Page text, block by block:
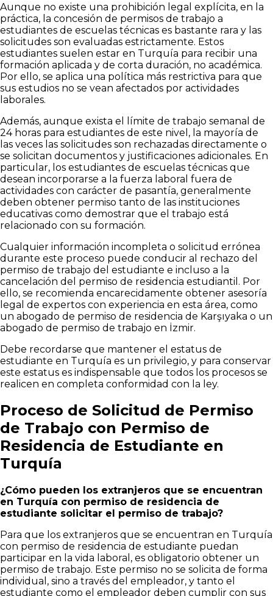
Aunque no existe una prohibición legal explícita, en la
práctica, la concesión de permisos de trabajo a
estudiantes de escuelas técnicas es bastante rara y las
solicitudes son evaluadas estrictamente. Estos
estudiantes suelen estar en Turquía para recibir una
formación aplicada y de corta duración, no académica.
Por ello, se aplica una política más restrictiva para que
sus estudios no se vean afectados por actividades
laborales.
Además, aunque exista el límite de trabajo semanal de
24 horas para estudiantes de este nivel, la mayoría de
las veces las solicitudes son rechazadas directamente o
se solicitan documentos y justificaciones adicionales. En
particular, los estudiantes de escuelas técnicas que
desean incorporarse a la fuerza laboral fuera de
actividades con carácter de pasantía, generalmente
deben obtener permiso tanto de las instituciones
educativas como demostrar que el trabajo está
relacionado con su formación.
Cualquier información incompleta o solicitud errónea
durante este proceso puede conducir al rechazo del
permiso de trabajo del estudiante e incluso a la
cancelación del permiso de residencia estudiantil. Por
ello, se recomienda encarecidamente obtener asesoría
legal de expertos con experiencia en esta área, como
un abogado de permiso de residencia de Karşıyaka o un
abogado de permiso de trabajo en İzmir.
Debe recordarse que mantener el estatus de
estudiante en Turquía es un privilegio, y para conservar
este estatus es indispensable que todos los procesos se
realicen en completa conformidad con la ley.
Proceso de Solicitud de Permiso
de Trabajo con Permiso de
Residencia de Estudiante en
Turquía
¿Cómo pueden los extranjeros que se encuentran
en Turquía con permiso de residencia de
estudiante solicitar el permiso de trabajo?
Para que los extranjeros que se encuentran en Turquía
con permiso de residencia de estudiante puedan
participar en la vida laboral, es obligatorio obtener un
permiso de trabajo. Este permiso no se solicita de forma
individual, sino a través del empleador, y tanto el
estudiante como el empleador deben cumplir con sus